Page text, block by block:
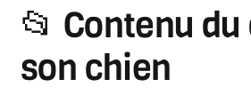
📂 Contenu
son chien